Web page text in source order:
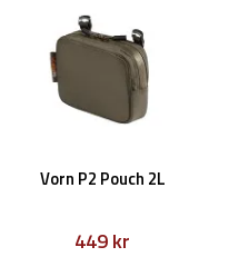
Vorn P2 Pouch 2L
449 kr